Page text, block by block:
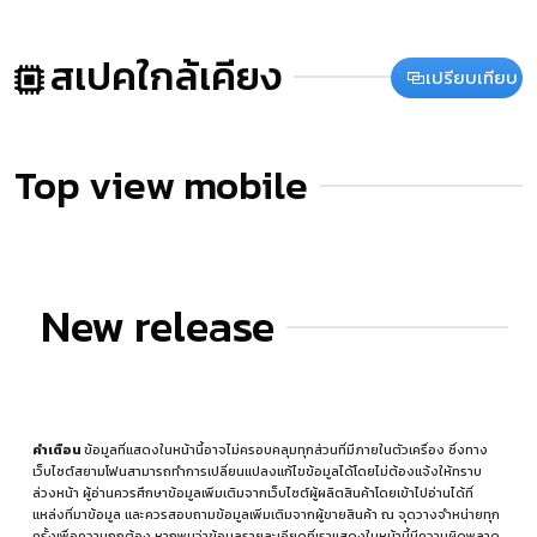
สเปคใกล้เคียง เปรียบเทียบ
Top view mobile
New release
คำเตือนข้อมูลที่แสดงในหน้านี้อาจไม่ครอบคลุมทุกส่วนที่มีภายในตัวเครื่อง ซึ่งทาง
เว็บไซต์สยามโฟนสามารถทำการเปลี่ยนแปลงแก้ไขข้อมูลได้โดยไม่ต้องแจ้งให้ทราบ
ล่วงหน้า ผู้อ่านควรศึกษาข้อมูลเพิ่มเติมจากเว็บไซต์ผู้ผลิตสินค้าโดยเข้าไปอ่านได้ที่
แหล่งที่มาข้อมูล และควรสอบถามข้อมูลเพิ่มเติมจากผู้ขายสินค้า ณ จุดวางจำหน่ายทุก